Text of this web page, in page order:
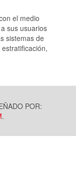
el medio
sus usuarios
sistemas de
POR:
.